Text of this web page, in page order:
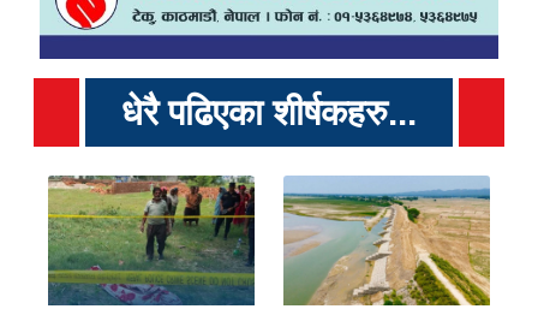
धेरै पढिएका शीर्षकहरु...